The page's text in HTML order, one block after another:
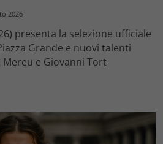
2026
presenta la selezione ufficiale
Grande e nuovi talenti
e Giovanni Tort